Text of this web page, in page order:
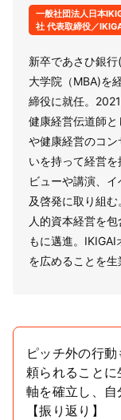
一般社団法人日本
社 代表取締役／
新卒であさひ銀
大学院（MBA)を
締役に就任。
健康経営伝道師
や健康経営のコ
いを持って経営
ビューや講演、
及啓発に取り組む
人的資本経営を
もに邁進。IKIGAI
を広めることを生
ピッチ外の行
頼られること
軸を確立し、
【振り返り】